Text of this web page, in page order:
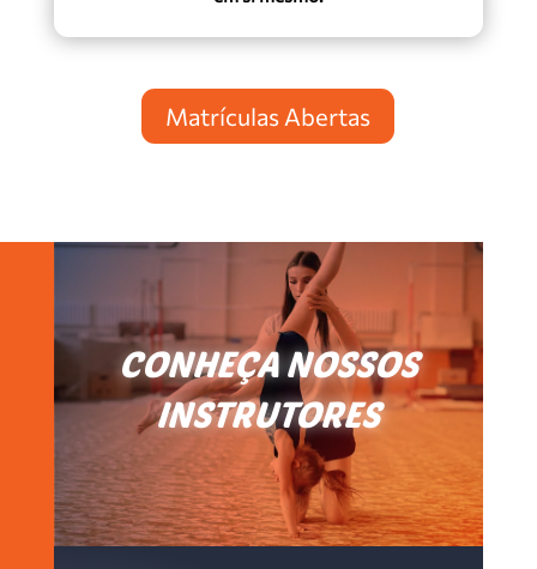
Matrículas Abertas
CONHEÇA NOSSOS
INSTRUTORES